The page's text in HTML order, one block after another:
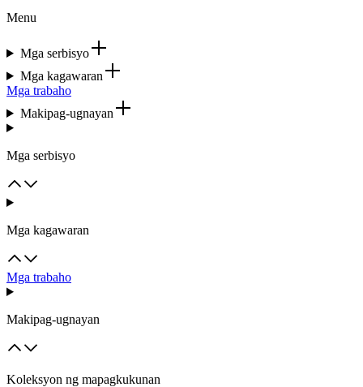
Menu
Mga serbisyo
Mga kagawaran
Mga trabaho
Makipag-ugnayan
Mga serbisyo
Mga kagawaran
Mga trabaho
Makipag-ugnayan
Koleksyon ng mapagkukunan